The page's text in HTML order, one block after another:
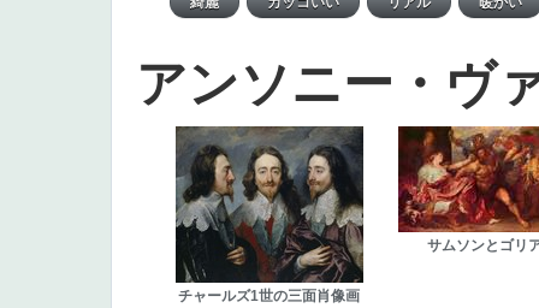
アンソニー・ヴ
チャールズ1世の三面肖像画
サムソンとゴリ